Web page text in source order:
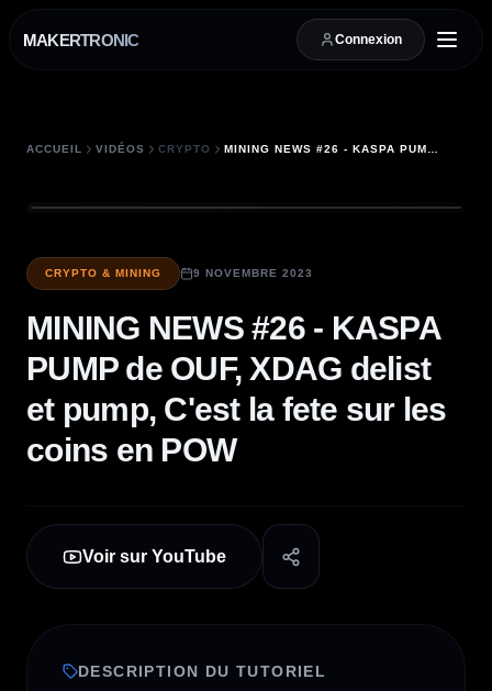
MAKERTRONIC Connexion
ACCUEIL VIDÉOS CRYPTO
CRYPTO & MINING 9 NOVEMBRE 2023
MINING NEWS #26 - KASPA
PUMP de OUF, XDAG delist
et pump, C'est la fete sur les
coins en POW
Voir sur YouTube
DESCRIPTION DU TUTORIEL